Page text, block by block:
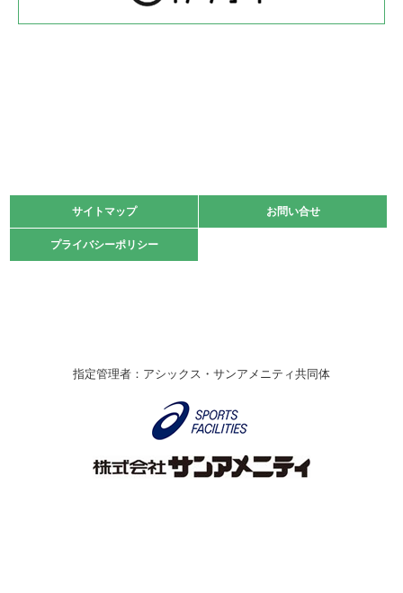
2022.05.22
緑ケ丘体育館
2021.10.23
卓球選手権大会ラージボールの部開催☆
伊丹市総合体育大会 バレーボール大会が開催されました
なわとびイベントを開催しました！
サイトマップ お問い合せ
プライバシーポリシー
サイトマップ お問い合せ
プライバシーポリシー
指定管理者：アシックス・サンアメニティ共同体